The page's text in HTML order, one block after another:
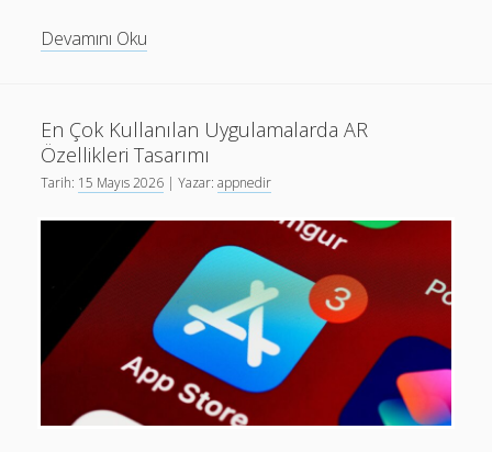
Devamını Oku
Rehberi:
En
Çok
Kullanılan
Uygulamalarda
Adım
Adım
En Çok Kullanılan Uygulamalarda AR
Özellikleri Tasarımı
Tarih: 15 Mayıs 2026 | Yazar:appnedir